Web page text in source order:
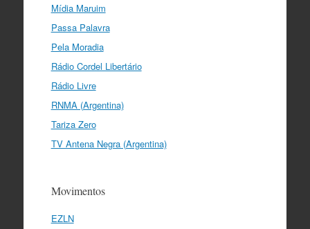
Mídia Maruim
Passa Palavra
Pela Moradia
Rádio Cordel Libertário
Rádio Livre
RNMA (Argentina)
Tariza Zero
TV Antena Negra (Argentina)
Movimentos
EZLN